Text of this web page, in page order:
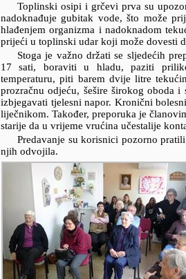
Toplinski osipi i grčevi prva su
nadoknađuje gubitak vode, što može
hlađenjem organizma i nadoknadom
prijeći u toplinski udar koji može dovesti
Stoga je važno držati se sljedećih
17 sati, boraviti u hladu, paziti
temperaturu, piti barem dvije litre
prozračnu odjeću, šešire širokog oboda
izbjegavati tjelesni napor. Kronični
liječnikom. Također, preporuka je
starije da u vrijeme vrućina učestalije
Predavanje su korisnici pozorno
njih odvojila.